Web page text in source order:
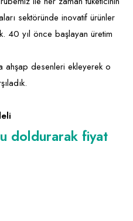
Tercüme
sektöründe inovatif ürünler
40 yıl önce başlayan üretim
ahşap desenleri ekleyerek o
doldurarak fiyat